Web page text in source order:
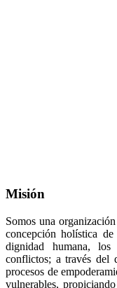
Misión
Somos una
concepción holística
dignidad humana,
conflictos; a través del
procesos de
vulnerables,